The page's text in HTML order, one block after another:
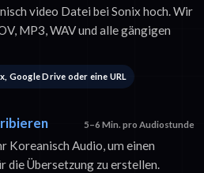
video Datei bei Sonix hoch. Wir
MP3, WAV und alle gängigen
Google Drive oder eine URL
5–6 Min. pro Audiostunde
Koreanisch Audio, um einen
die Übersetzung zu erstellen.